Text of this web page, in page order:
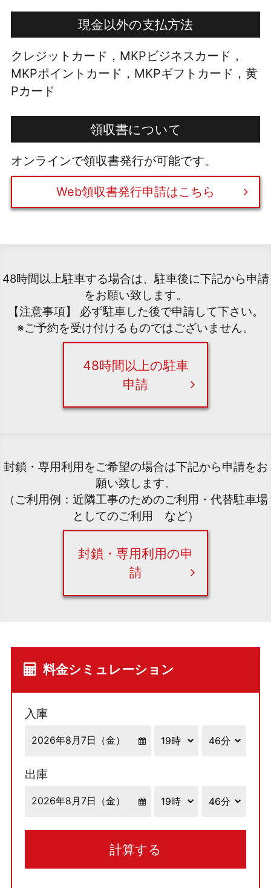
現金以外の支払方法
クレジットカード，MKPビジネスカード，
MKPポイントカード，MKPギフトカード，黄
Pカード
領収書について
オンラインで領収書発行が可能です。
Web領収書発行申請はこちら
48時間以上駐車する場合は、駐車後に下記から申請
をお願い致します。
【注意事項】 必ず駐車した後で申請して下さい。
※ご予約を受け付けるものではございません。
48時間以上の駐車
申請
封鎖・専用利用をご希望の場合は下記から申請をお
願い致します。
（ご利用例：近隣工事のためのご利用・代替駐車場
としてのご利用 など）
封鎖・専用利用の申
請
料金シミュレーション
入庫
出庫
計算する